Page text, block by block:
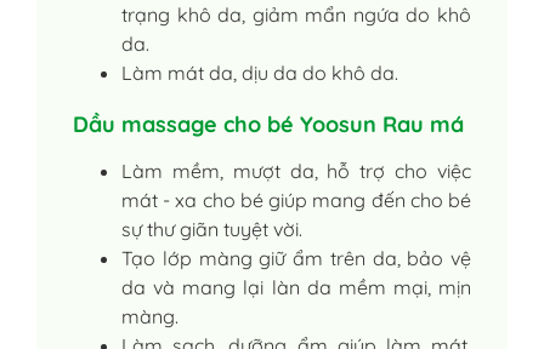
trạng khô da, giảm mẩn ngứa do khô
da.
Làm mát da, dịu da do khô da.
Dầu massage cho bé Yoosun Rau má
Làm mềm, mượt da, hỗ trợ cho việc
mát - xa cho bé giúp mang đến cho bé
sự thư giãn tuyệt vời.
Tạo lớp màng giữ ẩm trên da, bảo vệ
da và mang lại làn da mềm mại, mịn
màng.